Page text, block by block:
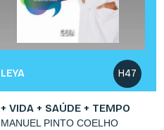
H47
LEYA
+ VIDA + SAÚDE + TEMPO
MANUEL PINTO COELHO